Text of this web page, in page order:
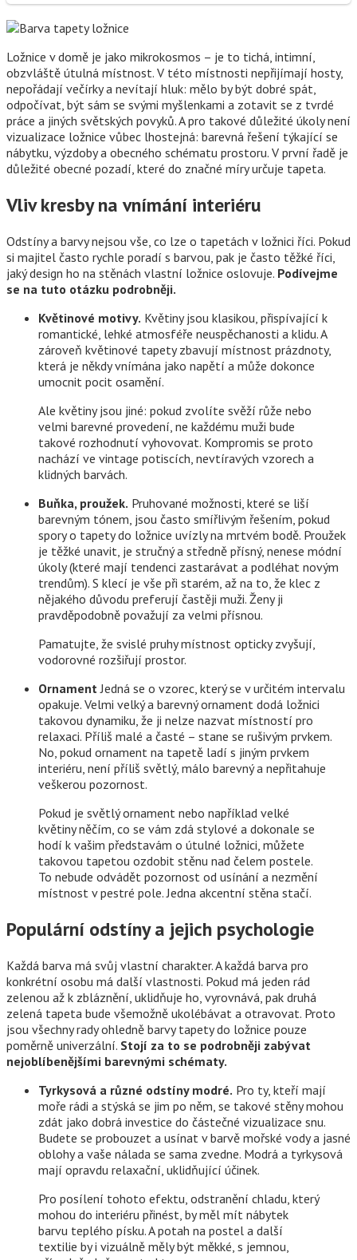
Ložnice v domě je jako mikrokosmos – je to tichá, intimní,
obzvláště útulná místnost. V této místnosti nepřijímají hosty,
nepořádají večírky a nevítají hluk: mělo by být dobré spát,
odpočívat, být sám se svými myšlenkami a zotavit se z tvrdé
práce a jiných světských povyků. A pro takové důležité úkoly není
vizualizace ložnice vůbec lhostejná: barevná řešení týkající se
nábytku, výzdoby a obecného schématu prostoru. V první řadě je
důležité obecné pozadí, které do značné míry určuje tapeta.
Vliv kresby na vnímání interiéru
Odstíny a barvy nejsou vše, co lze o tapetách v ložnici říci. Pokud
si majitel často rychle poradí s barvou, pak je často těžké říci,
jaký design ho na stěnách vlastní ložnice oslovuje. Podívejme
se na tuto otázku podrobněji.
Květinové motivy. Květiny jsou klasikou, přispívající k
romantické, lehké atmosféře neuspěchanosti a klidu. A
zároveň květinové tapety zbavují místnost prázdnoty,
která je někdy vnímána jako napětí a může dokonce
umocnit pocit osamění.
Ale květiny jsou jiné: pokud zvolíte svěží růže nebo
velmi barevné provedení, ne každému muži bude
takové rozhodnutí vyhovovat. Kompromis se proto
nachází ve vintage potiscích, nevtíravých vzorech a
klidných barvách.
Buňka, proužek. Pruhované možnosti, které se liší
barevným tónem, jsou často smířlivým řešením, pokud
spory o tapety do ložnice uvízly na mrtvém bodě. Proužek
je těžké unavit, je stručný a středně přísný, nenese módní
úkoly (které mají tendenci zastarávat a podléhat novým
trendům). S klecí je vše při starém, až na to, že klec z
nějakého důvodu preferují častěji muži. Ženy ji
pravděpodobně považují za velmi přísnou.
Pamatujte, že svislé pruhy místnost opticky zvyšují,
vodorovné rozšiřují prostor.
Ornament Jedná se o vzorec, který se v určitém intervalu
opakuje. Velmi velký a barevný ornament dodá ložnici
takovou dynamiku, že ji nelze nazvat místností pro
relaxaci. Příliš malé a časté – stane se rušivým prvkem.
No, pokud ornament na tapetě ladí s jiným prvkem
interiéru, není příliš světlý, málo barevný a nepřitahuje
veškerou pozornost.
Pokud je světlý ornament nebo například velké
květiny něčím, co se vám zdá stylové a dokonale se
hodí k vašim představám o útulné ložnici, můžete
takovou tapetou ozdobit stěnu nad čelem postele.
To nebude odvádět pozornost od usínání a nezmění
místnost v pestré pole. Jedna akcentní stěna stačí.
Populární odstíny a jejich psychologie
Každá barva má svůj vlastní charakter. A každá barva pro
konkrétní osobu má další vlastnosti. Pokud má jeden rád
zelenou až k zbláznění, uklidňuje ho, vyrovnává, pak druhá
zelená tapeta bude všemožně ukolébávat a otravovat. Proto
jsou všechny rady ohledně barvy tapety do ložnice pouze
poměrně univerzální. Stojí za to se podrobněji zabývat
nejoblíbenějšími barevnými schématy.
Tyrkysová a různé odstíny modré. Pro ty, kteří mají
moře rádi a stýská se jim po něm, se takové stěny mohou
zdát jako dobrá investice do částečné vizualizace snu.
Budete se probouzet a usínat v barvě mořské vody a jasné
oblohy a vaše nálada se sama zvedne. Modrá a tyrkysová
mají opravdu relaxační, uklidňující účinek.
Pro posílení tohoto efektu, odstranění chladu, který
mohou do interiéru přinést, by měl mít nábytek
barvu teplého písku. A potah na postel a další
textilie by i vizuálně měly být měkké, s jemnou,